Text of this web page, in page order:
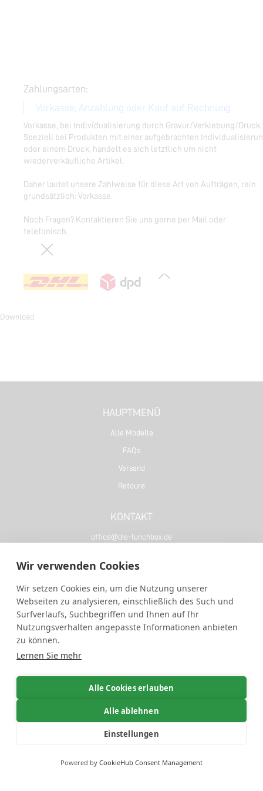
Versandkosten:
faire Versandkostenregelung
Die entstehenden Versandkosten werden 1:1 an Sie
Wir liefern nach Deutschland, in die EU und in die Schweiz. ​
Lieferzeiten für bedruckte/gravierte Artikel:
bzw. Produktionsfreigabe. Die grundsätzliche Voraussetzung für
die Einhaltung von Terminwünschen ist natürlich immer die
Produktlieferanten.
Noch Fragen? Kontaktieren Sie uns gerne per Mail oder
telefonisch.
Zahlungsarten:
Vorkasse, Anzahlung oder Kauf auf Rechnung
Vorkasse, bei Individualisierung durch Gravur/Verklebung/Druck:
Speziell bei Produkten mit einer aufgebrachten
oder einem Druck, handelt es sich letztlich um nicht
wiederverkäufliche Artikel.
Daher lautet unsere Zahlweise für diese Art von Aufträgen, rein
grundsätzlich: Vorkasse.
Noch Fragen? Kontaktieren Sie uns gerne per Mail oder
telefonisch.
Ihr Internetbrowser ist veraltet.
Webseite nicht unterstützt.
Bitte nutzen Sie einen der nachfolgenden modernen Browser:
Download
Google Chrome
Download
Microsoft Edge
HAUPTMENÜ
Alle Modelle
FAQs
Versand
Retoure
KONTAKT
office@die-lunchbox.de
LERNEN SIE UNS KENNEN :)
Über uns
Impressum
Allgemeine Geschäftsbedingungen
kein Vertragsschluss.
Wir verwenden Cookies
Wir setzen Cookies ein, um die Nutzung unserer
Webseiten zu analysieren, einschließlich des Such und
Surfverlaufs, Suchbegriffen und Ihnen auf Ihr
Nutzungsverhalten angepasste Informationen anbieten
zu können.
Lernen Sie mehr
Alle Cookies erlauben
Alle ablehnen
Einstellungen
Powered by CookieHub Consent Management